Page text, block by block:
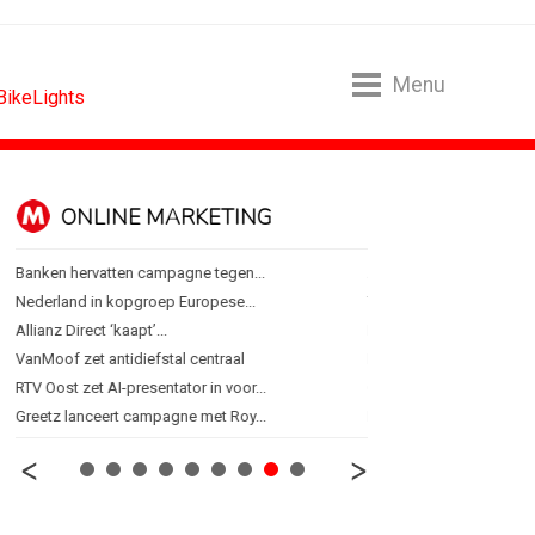
Menu
ONLINE MARKETING
Banken hervatten campagne tegen...
Nederland in kopgroep Europese...
Allianz Direct ‘kaapt’...
VanMoof zet antidiefstal centraal
RTV Oost zet AI-presentator in voor...
Greetz lanceert campagne met Roy...
Tata Consultancy